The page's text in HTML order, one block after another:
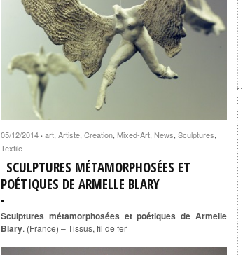
05/12/2014 · art, Artiste, Creation, Mixed-Art, News, Sculptures,
Textile
SCULPTURES MÉTAMORPHOSÉES ET
POÉTIQUES DE ARMELLE BLARY
Sculptures métamorphosées et poétiques de Armelle
Blary. (France) – Tissus, fil de fer